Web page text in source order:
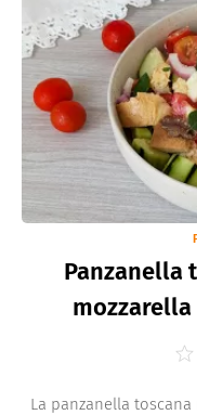
Panzanella
La panzanella